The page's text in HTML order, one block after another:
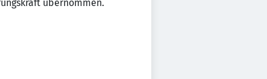
übernommen.